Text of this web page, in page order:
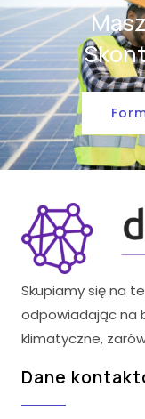
Skupiamy się na
odpowiadając na
klimatyczne,
Dane